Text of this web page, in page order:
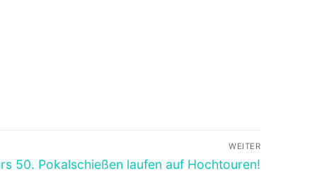
WEITER
50. Pokalschießen laufen auf Hochtouren!